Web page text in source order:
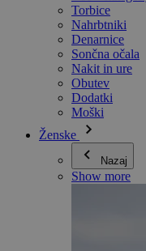
Torbice
Nahrbtniki
Denarnice
Sončna očala
Nakit in ure
Obutev
Dodatki
Moški
Ženske
Nazaj
Show more